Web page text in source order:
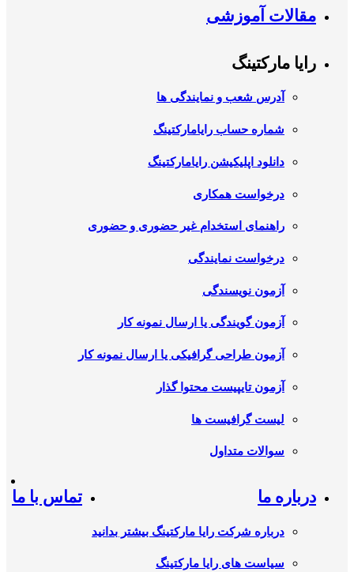
مقالات آموزشی
رایا مارکتینگ
آدرس شعب و نمایندگی ها
شماره حساب رایامارکتینگ
دانلود اپلیکیشن رایامارکتینگ
درخواست همکاری
راهنمای استخدام غیر حضوری و حضوری
درخواست نمایندگی
آزمون نویسندگی
آزمون گویندگی یا ارسال نمونه کار
آزمون طراحی گرافیکی یا ارسال نمونه کار
آزمون تایپیست محتوا گذار
لیست گرافیست ها
سوالات متداول
درباره ما
درباره شرکت رایا مارکتینگ بیشتر بدانید
سیاست های رایا مارکتینگ
تماس با ما